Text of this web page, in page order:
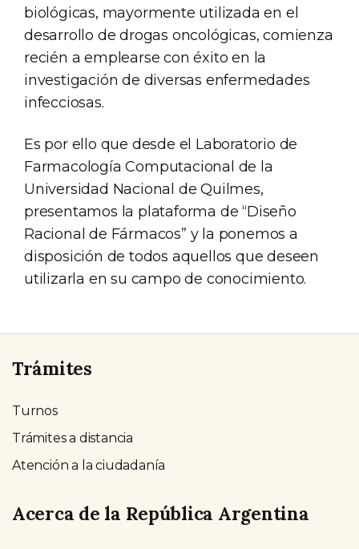
biológicas, mayormente utilizada en el
desarrollo de drogas oncológicas, comienza
recién a emplearse con éxito en la
investigación de diversas enfermedades
infecciosas.
Es por ello que desde el Laboratorio de
Farmacología Computacional de la
Universidad Nacional de Quilmes,
presentamos la plataforma de “Diseño
Racional de Fármacos” y la ponemos a
disposición de todos aquellos que deseen
utilizarla en su campo de conocimiento.
Trámites
Turnos
Trámites a distancia
Atención a la ciudadanía
Acerca de la República Argentina